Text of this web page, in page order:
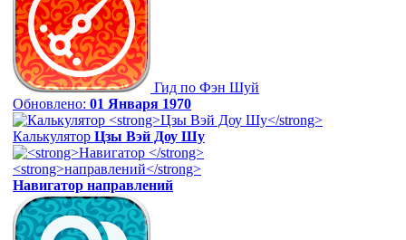
Гид по Фэн Шуй
Обновлено: 01 Января 1970
Калькулятор Цзы Вэй Доу Шу
Навигатор направлений